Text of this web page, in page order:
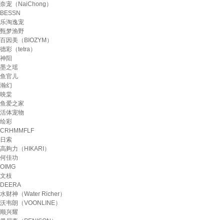
奈宠（NaiChong）
BESSN
乐淘逸宠
甄梦渔野
百因美（BIOZYM）
德彩（tetra）
神阳
墨之瑶
鱼官儿
瀚幻
映棠
鱼爱之家
活体宠物
绘彩
CRHMMFLF
日索
高夠力（HIKARI）
何佳功
OIMG
文枝
DEERA
水财神（Water Richer）
沃韦朗（VOONLINE）
顺兴耀